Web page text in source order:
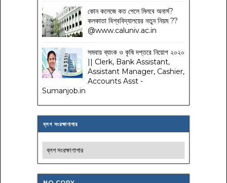
কোন কলেজে কত পেলে মিলবে অনার্স?
কলকাতা বিশ্ববিদ্যালয়ের নতুন নিয়ম??
@www.caluniv.ac.in
সমবায় ব্যাংক ও কৃষি দপ্তরে নিয়োগ ২০২০
|| Clerk, Bank Assistant,
Assistant Manager, Cashier,
Accounts Asst -
Sumanjob.in
ব্লগ সংরক্ষাণাগার